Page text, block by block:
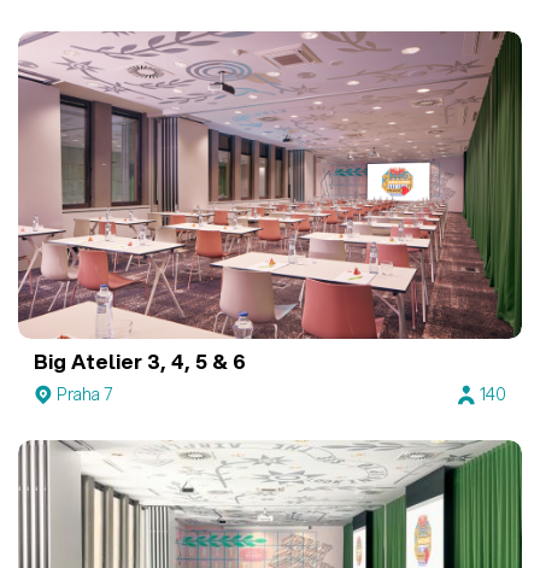
Big Atelier 3, 4, 5 & 6
Praha 7 140